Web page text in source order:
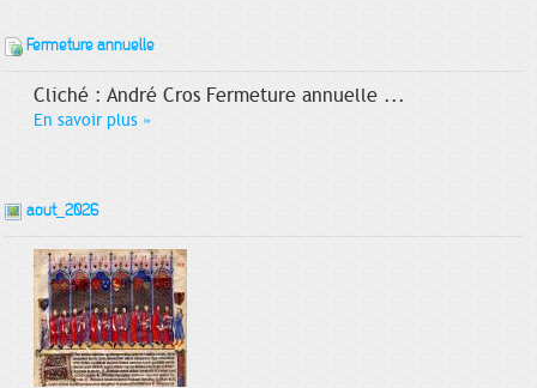
Fermeture annuelle
Cliché : André Cros Fermeture annuelle ...
En savoir plus »
aout_2026